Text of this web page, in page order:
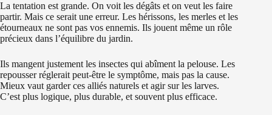
La tentation est grande. On voit les dégâts et on veut les faire
partir. Mais ce serait une erreur. Les hérissons, les merles et les
étourneaux ne sont pas vos ennemis. Ils jouent même un rôle
précieux dans l’équilibre du jardin.
Ils mangent justement les insectes qui abîment la pelouse. Les
repousser réglerait peut-être le symptôme, mais pas la cause.
Mieux vaut garder ces alliés naturels et agir sur les larves.
C’est plus logique, plus durable, et souvent plus efficace.